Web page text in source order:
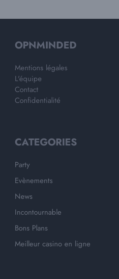
OPNMINDED
Mentions légales
L'équipe
Contact
Confidentialité
CATEGORIES
Party
Evènements
News
Incontournable
Bons Plans
Meilleur casino en ligne